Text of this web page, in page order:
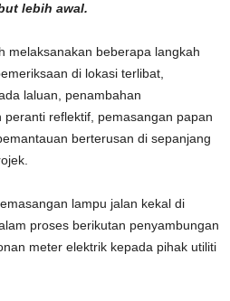
lebih awal.
melaksanakan beberapa langkah
di lokasi terlibat,
laluan, penambahan
reflektif, pemasangan papan
berterusan di sepanjang
lampu jalan kekal di
proses berikutan penyambungan
meter elektrik kepada pihak utiliti